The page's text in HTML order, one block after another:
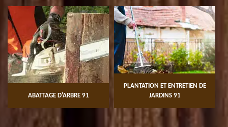
ABATTAGE D'ARBRE 91
PLANTATION ET ENTRETIEN DE
JARDINS 91